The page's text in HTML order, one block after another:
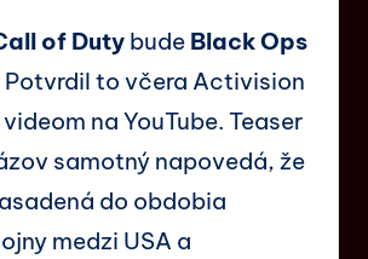
of Duty bude Black Ops
Potvrdil to včera Activision
na YouTube. Teaser
samotný napovedá, že
do obdobia
medzi USA a